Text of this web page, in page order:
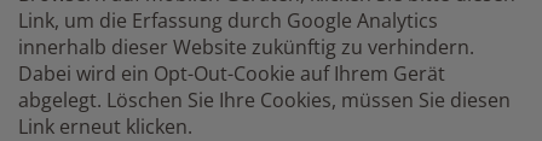
Link, um die Erfassung durch Google Analytics
innerhalb dieser Website zukünftig zu verhindern.
Dabei wird ein Opt-Out-Cookie auf Ihrem Gerät
abgelegt. Löschen Sie Ihre Cookies, müssen Sie diesen
Link erneut klicken.